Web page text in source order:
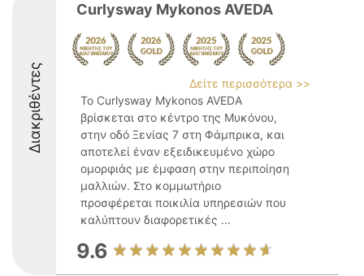
Διακριθέντες
Curlysway Mykonos AVEDA
Δείτε περισσότερα >>
Το Curlysway Mykonos AVEDA
βρίσκεται στο κέντρο της Μυκόνου,
στην οδό Ξενίας 7 στη Φάμπρικα, και
αποτελεί έναν εξειδικευμένο χώρο
ομορφιάς με έμφαση στην περιποίηση
μαλλιών. Στο κομμωτήριο
προσφέρεται ποικιλία υπηρεσιών που
καλύπτουν διαφορετικές ...
9.6